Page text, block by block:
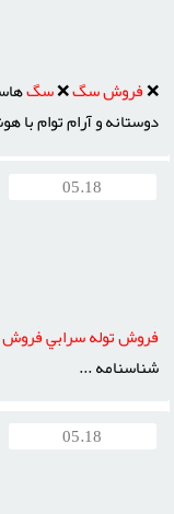
❌فروشسگ❌سگ
دوستانه و آرام توام با
05.18
فروشتولهسرابيفروش
شناسنامه ...
05.18